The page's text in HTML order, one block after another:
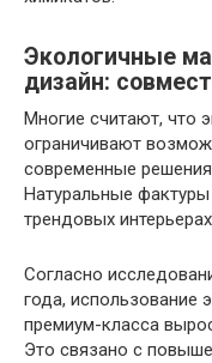
Экологичные
дизайн:
Многие считают, что
ограничивают
современные
Натуральные
трендовых
Согласно
года, использование
премиум-класса
Это связано с